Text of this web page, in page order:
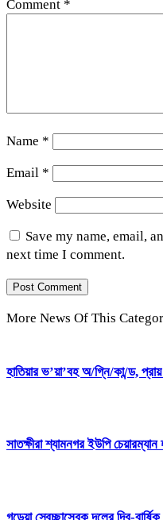
Comment *
Name *
Email *
Website
Save my name, email,
next time I comment.
More News Of This
হাতিয়ার ভ’য়া’বহ অ/গ্নি/কা/ন্ড,
সাতক্ষীরা শ্যামনগর ইউপি
গড়েয়া স্বেচ্ছাসেবক দলের দ্বি-